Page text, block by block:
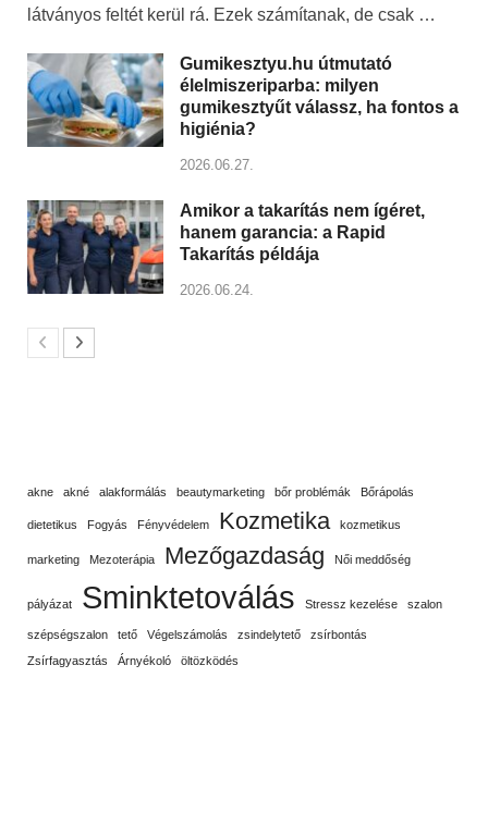
látványos feltét kerül rá. Ezek számítanak, de csak …
Gumikesztyu.hu útmutató
élelmiszeriparba: milyen
gumikesztyűt válassz, ha fontos a
higiénia?
2026.06.27.
Amikor a takarítás nem ígéret,
hanem garancia: a Rapid
Takarítás példája
2026.06.24.
akne akné alakformálás beautymarketing bőr problémák Bőrápolás
dietetikus Fogyás Fényvédelem Kozmetika kozmetikus
marketing Mezoterápia Mezőgazdaság Női meddőség
pályázat Sminktetoválás Stressz kezelése szalon
szépségszalon tető Végelszámolás zsindelytető
zsírbontás
Zsírfagyasztás
Árnyékoló öltözködés